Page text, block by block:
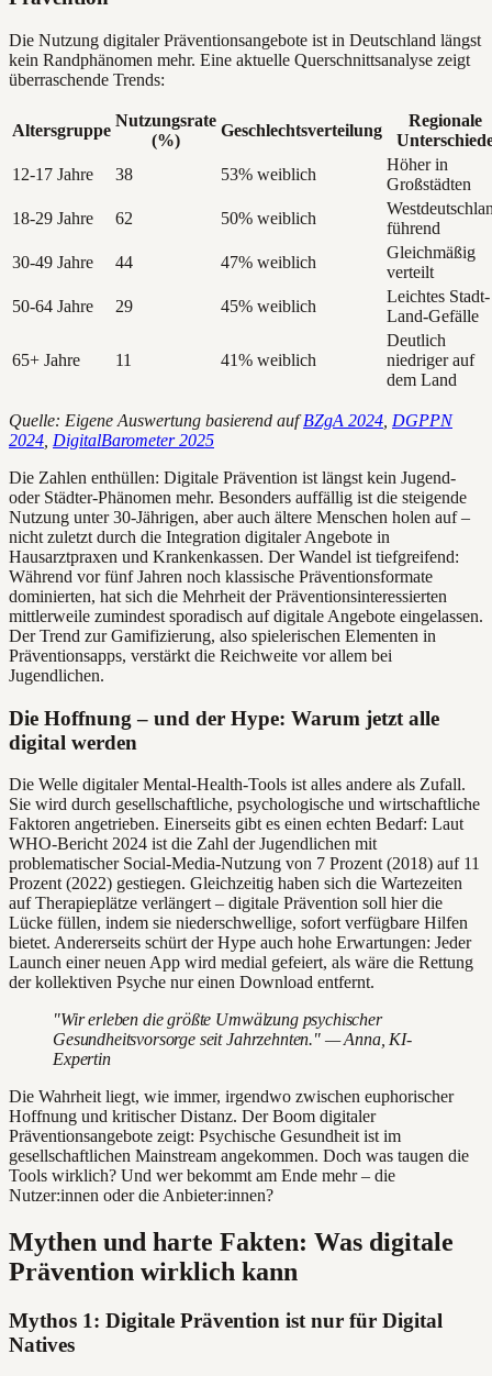
Die Nutzung digitaler Präventionsangebote ist in Deutschland längst
kein Randphänomen mehr. Eine aktuelle Querschnittsanalyse zeigt
überraschende Trends:
Altersgruppe
Nutzungsrate
(%)
Geschlechtsverteilung
Regionale
12-17 Jahre
38 53% weiblich
Höher in
Großstädten
18-29 Jahre
62 50% weiblich
führend
30-49 Jahre
44 47% weiblich
Gleichmäßig
verteilt
50-64 Jahre
29 45% weiblich
Leichtes Stadt-
Land-Gefälle
65+ Jahre 11 41% weiblich
Deutlich
niedriger auf
dem Land
Quelle: Eigene Auswertung basierend aufBZgA 2024 DGPPN
2024 DigitalBarometer 2025
Die Zahlen enthüllen: Digitale Prävention ist längst kein Jugend-
oder Städter-Phänomen mehr. Besonders auffällig ist die steigende
Nutzung unter 30-Jährigen, aber auch ältere Menschen holen auf –
nicht zuletzt durch die Integration digitaler Angebote in
Hausarztpraxen und Krankenkassen. Der Wandel ist tiefgreifend:
Während vor fünf Jahren noch klassische Präventionsformate
dominierten, hat sich die Mehrheit der Präventionsinteressierten
mittlerweile zumindest sporadisch auf digitale Angebote eingelassen.
Der Trend zur Gamifizierung, also spielerischen Elementen in
Präventionsapps, verstärkt die Reichweite vor allem bei
Jugendlichen.
Die Hoffnung – und der Hype: Warum jetzt alle
digital werden
Die Welle digitaler Mental-Health-Tools ist alles andere als Zufall.
Sie wird durch gesellschaftliche, psychologische und wirtschaftliche
Faktoren angetrieben. Einerseits gibt es einen echten Bedarf: Laut
WHO-Bericht 2024 ist die Zahl der Jugendlichen mit
problematischer Social-Media-Nutzung von 7 Prozent (2018) auf 11
Prozent (2022) gestiegen. Gleichzeitig haben sich die Wartezeiten
auf Therapieplätze verlängert – digitale Prävention soll hier die
Lücke füllen, indem sie niederschwellige, sofort verfügbare Hilfen
bietet. Andererseits schürt der Hype auch hohe Erwartungen: Jeder
Launch einer neuen App wird medial gefeiert, als wäre die Rettung
der kollektiven Psyche nur einen Download entfernt.
"Wir erleben die größte Umwälzung psychischer
Gesundheitsvorsorge seit Jahrzehnten." — Anna, KI-
Expertin
Die Wahrheit liegt, wie immer, irgendwo zwischen euphorischer
Hoffnung und kritischer Distanz. Der Boom digitaler
Präventionsangebote zeigt: Psychische Gesundheit ist im
gesellschaftlichen Mainstream angekommen. Doch was taugen die
Tools wirklich? Und wer bekommt am Ende mehr – die
Nutzer:innen oder die Anbieter:innen?
Mythen und harte Fakten: Was digitale
Prävention wirklich kann
Mythos 1: Digitale Prävention ist nur für Digital
Natives